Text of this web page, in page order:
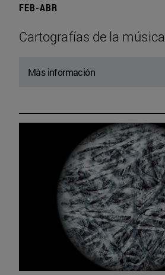
FEB-ABR
Cartografías de la música
Más información